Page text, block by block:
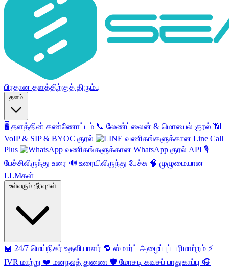
பிரதான தளத்திற்குத் திரும்பு
தளம்
🖥️ தளத்தின் கண்ணோட்டம் 📞 லேண்ட்லைன் & மொபைல் குரல் 📶
VoIP & SIP & BYOC குரல்
வணிகங்களுக்கான Line Call
Plus
வணிகங்களுக்கான WhatsApp குரல் API 🎙️
பேச்சிலிருந்து உரை 🔊 உரையிலிருந்து பேச்சு 🧠 முழுமையான
LLMகள்
உள்வரும் தீர்வுகள்
🤖 24/7 மெய்நிகர் உதவியாளர் 🔁 ஸ்மார்ட் அழைப்புப் பரிமாற்றம் ⚡️
IVR மாற்று ❤️ மனநலத் துணை 🛡️ மோசடி கவசப் பாதுகாப்பு 🎧